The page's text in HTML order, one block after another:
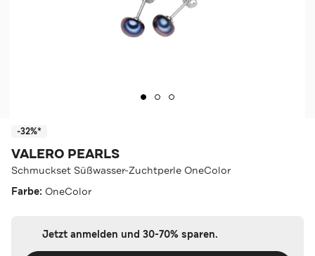
-32%*
VALERO PEARLS
Schmuckset Süßwasser-Zuchtperle OneColor
Farbe: OneColor
Jetzt anmelden und 30-70% sparen.